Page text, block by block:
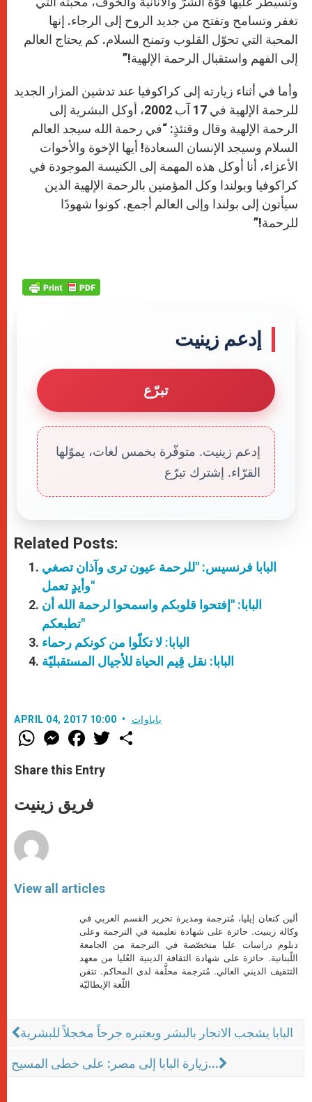
تغفر وتسامح وتفتح من جديد الروح إلى الرجاء. إنها
المحبة التي تحوّل القلوب وتمنح السلام. كم يحتاج العالم
إلى الفهم واستقبال الرحمة الإلهية!”
وأما في أثناء زيارته إلى كراكوفيا عند تدشين المزار الجديد
للرحمة الإلهية في 17 آب 2002، أوكل البشرية إلى
الرحمة الإلهية وقال وقتئذٍ: “في رحمة الله سيجد العالم
السلام وسيجد الإنسان السعادة! أيها الإخوة والأخوات
الأعزاء، أنا أوكل هذه المهمة إلى الكنيسة الموجودة في
كراكوفيا وبولندا وكل المؤمنين بالرحمة الإلهية الذين
سيأتون إلى بولندا وإلى العالم أجمع. كونوا شهودًا
للرحمة!”
إدعم زينيت
تبرّع
إدعم زينيت. متوفّرة بخمس لغات، يموّلها
القرّاء. إشترك تبرّع
Related Posts:
البابا فرنسيس: "للرحمة عيون ترى وآذان تصغي
وأيدٍ تعمل"
البابا: "إفتحوا قلوبكم واسمحوا لرحمة الله أن
تطبعكم"
البابا: لا تكلّوا من كونكم رحماء
البابا: نقل قِيم الحياة للأجيال المستقبليّة
APRIL 04, 2017 10:00 باباوات
W
h
t
s
p
p
M
e
s
e
g
e
F
a
e
b
o
k
w
Share this Entry
فريق زينيت
View all articles
ألين كنعان إيليا، مُترجمة ومديرة تحرير القسم العربي في
وكالة زينيت. حائزة على شهادة تعليمية في الترجمة وعلى
دبلوم دراسات عليا متخصّصة في الترجمة من الجامعة
اللّبنانية. حائزة على شهادة الثقافة الدينية العُليا من معهد
التثقيف الديني العالي. مُترجمة محلَّفة لدى المحاكم. تتقن
اللّغة الإيطاليّة
البابا يشجب الاتجار بالبشر ويعتبره جرحاً مخجلاً للبشرية
زيارة البابا إلى مصر: على خطى المسيح...